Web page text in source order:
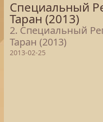
Специальный
Таран (2013)
2. Специальный
Таран (2013)
2013-02-25